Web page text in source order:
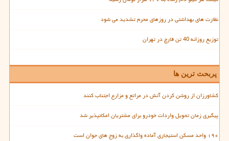
نظارت های بهداشتی در روزهای محرم تشدید می شود
توزیع روزانه 40 تن قارچ در تهران
پربحث ترین ها
کشاورزان از روشن کردن آتش در مراتع و مزارع اجتناب کنند
پیگیری زمان تحویل واردات خودرو برای مشتریان امکانپذیر شد
۱۹۰ واحد مسکن استیجاری آماده واگذاری به زوج های جوان است